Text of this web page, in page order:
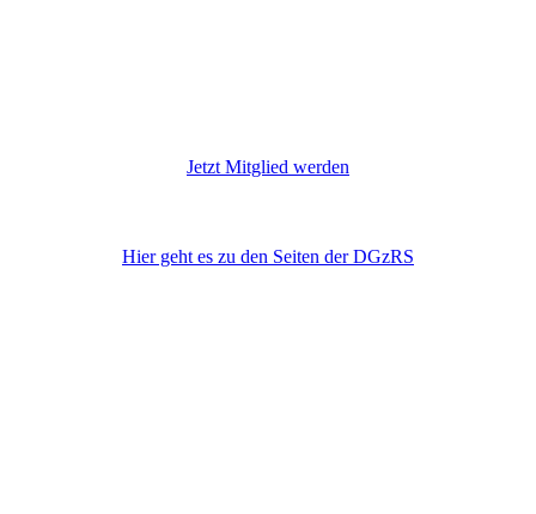
Jetzt Mitglied werden
Hier geht es zu den Seiten der DGzRS